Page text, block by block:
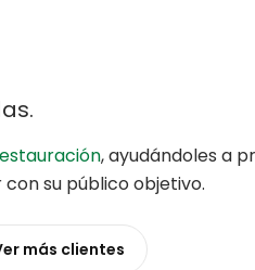
.
,ayudándoles a
su público objetivo.
más clientes